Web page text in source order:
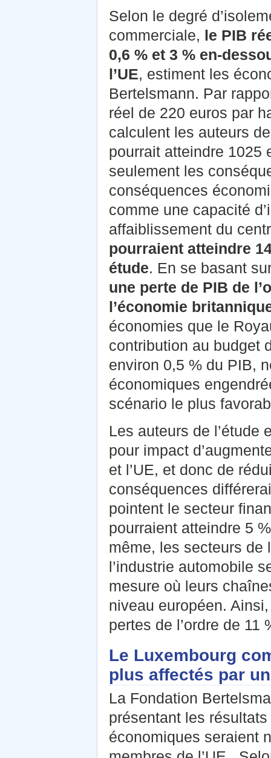
Selon le degré
commerciale, le PIB
0,6 % et 3 % en-
l’UE, estiment les
Bertelsmann. Par
réel de 220 euros par
calculent les auteurs
pourrait atteindre 1025
seulement les
conséquences
comme une capacité
affaiblissement du
pourraient atteindre
étude. En se basant
une perte de PIB de
l’économie
économies que le
contribution au budget
environ 0,5 % du PIB,
économiques
scénario le plus
Les auteurs de l’étude
pour impact
et l’UE, et donc de
conséquences
pointent le secteur
pourraient atteindre 5
même, les secteurs de
l’industrie automobile
mesure où leurs
niveau européen.
pertes de l’ordre de
Le Luxembourg
plus affectés par
La Fondation
présentant les
économiques seraient